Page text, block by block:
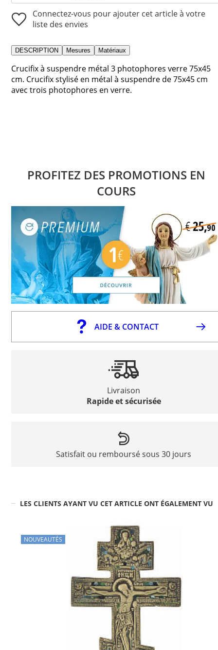
Connectez-vous pour ajouter cet article à votre
liste des envies
DESCRIPTION Mesures Matériaux
Crucifix à suspendre métal 3 photophores verre 75x45
cm. Crucifix stylisé en métal à suspendre de 75x45 cm
avec trois photophores en verre.
PROFITEZ DES PROMOTIONS EN
COURS
AIDE & CONTACT
Livraison
Rapide et sécurisée
Satisfait ou remboursé sous 30 jours
LES CLIENTS AYANT VU CET ARTICLE ONT ÉGALEMENT VU
NOUVEAUTÉS